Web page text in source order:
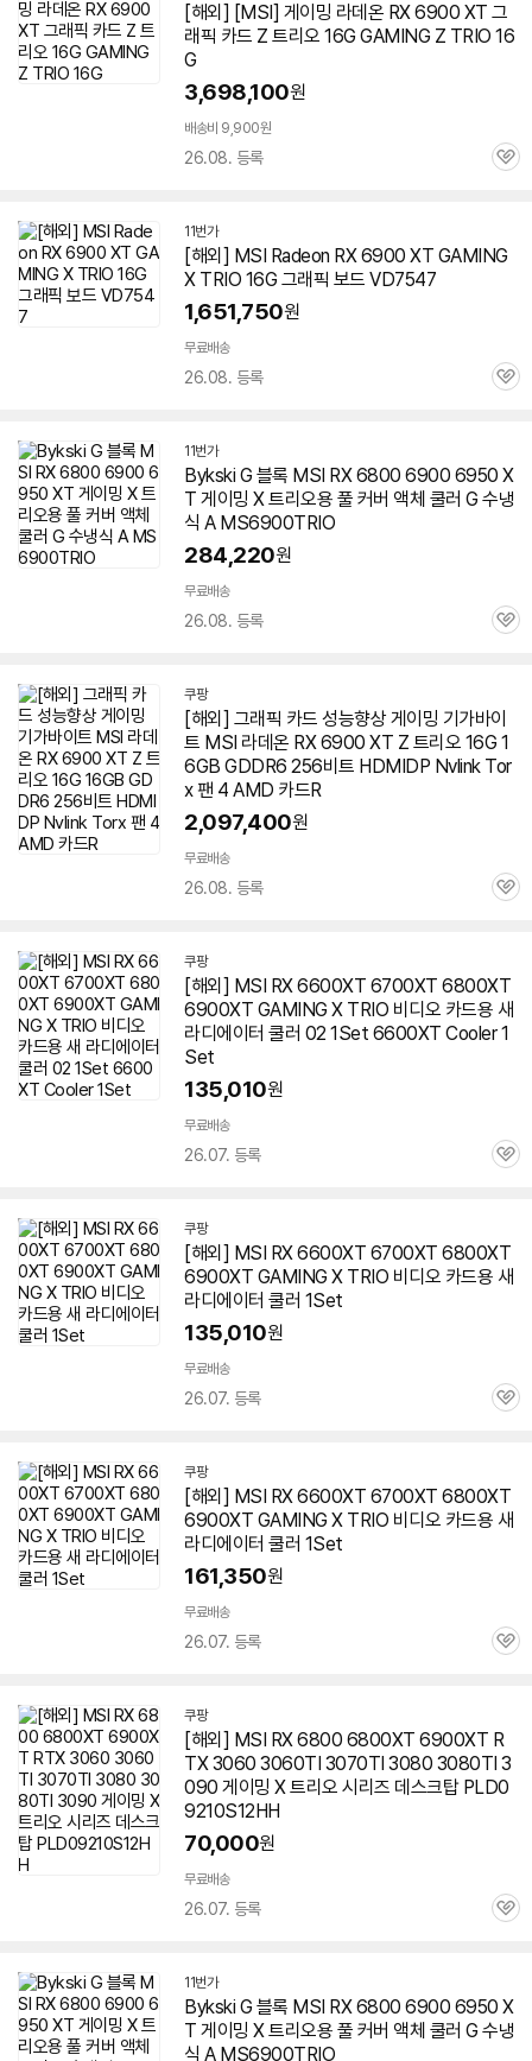
[해외] [MSI] 게이밍 라데온 RX 6900 XT 그
래픽 카드 Z 트리오 16G GAMING Z TRIO 16
G
3,698,100원
배송비 9,900원
26.08. 등록
관
11번가
[해외] MSI Radeon RX 6900 XT GAMING
X TRIO 16G 그래픽 보드 VD7547
1,651,750원
무료배송
26.08. 등록
관
11번가
Bykski G 블록 MSI RX 6800 6900 6950 X
T 게이밍 X트리오용 풀 커버 액체 쿨러 G 수냉
식 A MS6900TRIO
284,220원
무료배송
26.08. 등록
관
쿠팡
[해외] 그래픽 카드 성능향상 게이밍 기가바이
트 MSI 라데온 RX 6900 XT Z 트리오 16G 1
6GB GDDR6 256비트 HDMIDP Nvlink Tor
x 팬 4 AMD 카드R
2,097,400원
무료배송
26.08. 등록
관
쿠팡
[해외] MSI RX 6600XT 6700XT 6800XT
6900XT GAMING X TRIO 비디오 카드용 새
라디에이터 쿨러 02 1Set 6600XT Cooler 1
Set
135,010원
무료배송
26.07. 등록
관
쿠팡
[해외] MSI RX 6600XT 6700XT 6800XT
6900XT GAMING X TRIO 비디오 카드용 새
라디에이터 쿨러 1Set
135,010원
무료배송
26.07. 등록
관
쿠팡
[해외] MSI RX 6600XT 6700XT 6800XT
6900XT GAMING X TRIO 비디오 카드용 새
라디에이터 쿨러 1Set
161,350원
무료배송
26.07. 등록
관
쿠팡
[해외] MSI RX 6800 6800XT 6900XT R
TX 3060 3060TI 3070TI 3080 3080TI 3
090 게이밍 X트리오 시리즈 데스크탑 PLD0
9210S12HH
70,000원
무료배송
26.07. 등록
관
11번가
Bykski G 블록 MSI RX 6800 6900 6950 X
T 게이밍 X트리오용 풀 커버 액체 쿨러 G 수냉
식 A MS6900TRIO